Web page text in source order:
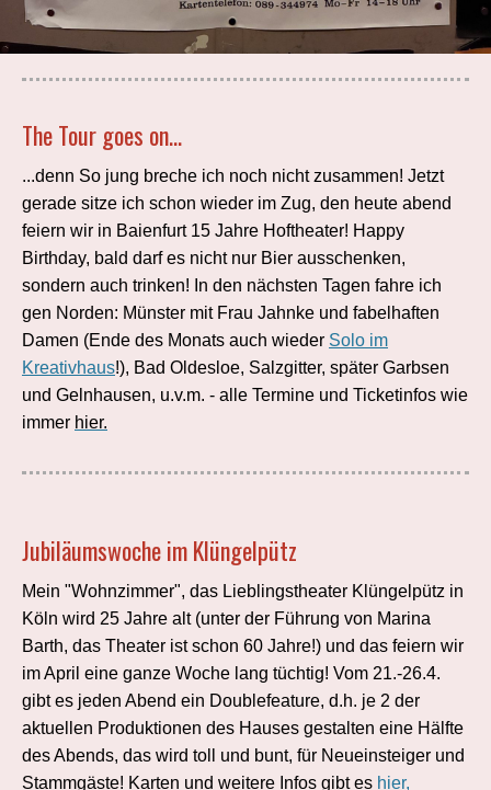
The Tour goes on...
...denn So jung breche ich noch nicht zusammen! Jetzt
gerade sitze ich schon wieder im Zug, den heute abend
feiern wir in Baienfurt 15 Jahre Hoftheater! Happy
Birthday, bald darf es nicht nur Bier ausschenken,
sondern auch trinken! In den nächsten Tagen fahre ich
gen Norden: Münster mit Frau Jahnke und fabelhaften
Damen (Ende des Monats auch wieder Solo im
Kreativhaus!), Bad Oldesloe, Salzgitter, später Garbsen
und Gelnhausen, u.v.m. - alle Termine und Ticketinfos wie
immer hier.
Jubiläumswoche im Klüngelpütz
Mein "Wohnzimmer", das Lieblingstheater Klüngelpütz in
Köln wird 25 Jahre alt (unter der Führung von Marina
Barth, das Theater ist schon 60 Jahre!) und das feiern wir
im April eine ganze Woche lang tüchtig! Vom 21.-26.4.
gibt es jeden Abend ein Doublefeature, d.h. je 2 der
aktuellen Produktionen des Hauses gestalten eine Hälfte
des Abends, das wird toll und bunt, für Neueinsteiger und
Stammgäste! Karten und weitere Infos gibt es hier,